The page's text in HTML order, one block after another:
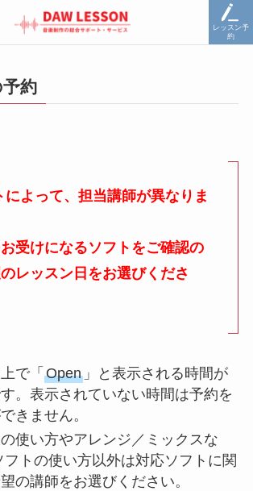
レッスン予
約
約
によって、担当講師が異なりま
受けになるソフトをご確認の
レッスン日をお選びくださ
で「 Open」と表示される時間が
。表示されていない時間は予約を
きません。
使い方やアレンジ／ミックスな
フトの使い方以外は対応ソフトに関
の講師をお選びください。